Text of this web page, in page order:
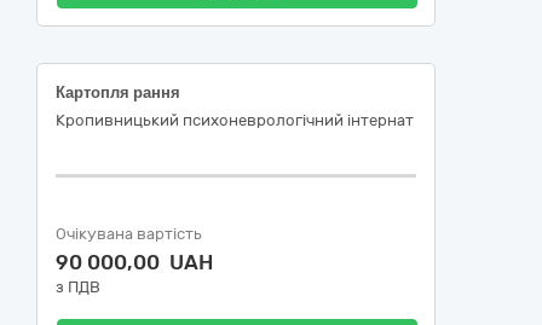
Картопля рання
Кропивницький психоневрологічний інтернат
Очікувана вартість
90 000,00 UAH
з ПДВ